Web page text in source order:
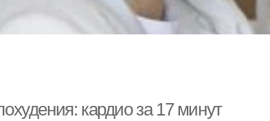
кардио за 17 минут